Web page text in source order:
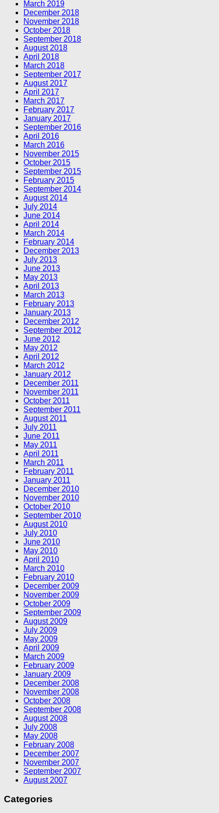
March 2019
December 2018
November 2018
October 2018
September 2018
August 2018
April 2018
March 2018
September 2017
August 2017
April 2017
March 2017
February 2017
January 2017
September 2016
April 2016
March 2016
November 2015
October 2015
September 2015
February 2015
September 2014
August 2014
July 2014
June 2014
April 2014
March 2014
February 2014
December 2013
July 2013
June 2013
May 2013
April 2013
March 2013
February 2013
January 2013
December 2012
September 2012
June 2012
May 2012
April 2012
March 2012
January 2012
December 2011
November 2011
October 2011
September 2011
August 2011
July 2011
June 2011
May 2011
April 2011
March 2011
February 2011
January 2011
December 2010
November 2010
October 2010
September 2010
August 2010
July 2010
June 2010
May 2010
April 2010
March 2010
February 2010
December 2009
November 2009
October 2009
September 2009
August 2009
July 2009
May 2009
April 2009
March 2009
February 2009
January 2009
December 2008
November 2008
October 2008
September 2008
August 2008
July 2008
May 2008
February 2008
December 2007
November 2007
September 2007
August 2007
Categories